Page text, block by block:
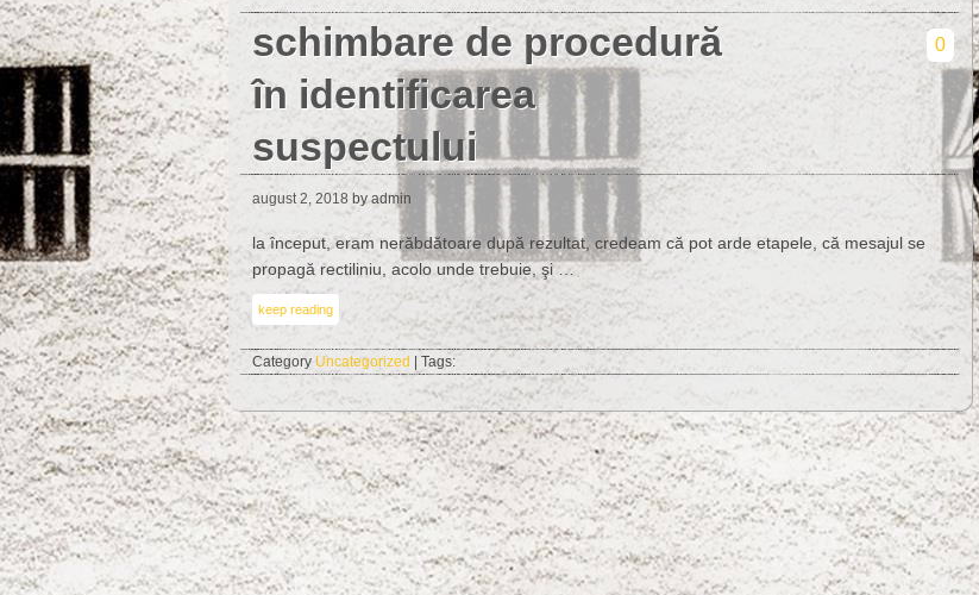
schimbare de procedură
în identificarea
suspectului
0
august 2, 2018 by admin
la început, eram nerăbdătoare după rezultat, credeam că pot arde etapele, că mesajul se
propagă rectiliniu, acolo unde trebuie, şi …
keep reading
Category Uncategorized | Tags: